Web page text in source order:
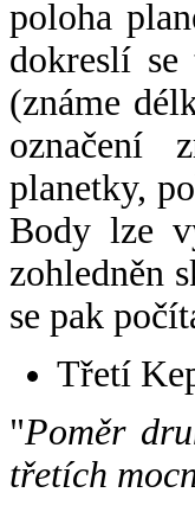
poloha
dokreslí
(známe
označení
planetky,
Body lze
zohledněn
se pak
Třetí
"Poměr
třetích